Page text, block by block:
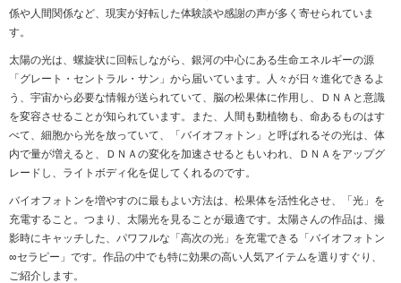
係や人間関係など、現実が好転した体験談や感謝の声が多く寄せられていま
す。
太陽の光は、螺旋状に回転しながら、銀河の中心にある生命エネルギーの源
「グレート・セントラル・サン」から届いています。人々が日々進化できるよ
う、宇宙から必要な情報が送られていて、脳の松果体に作用し、ＤＮＡと意識
を変容させることが知られています。また、人間も動植物も、命あるものはす
べて、細胞から光を放っていて、「バイオフォトン」と呼ばれるその光は、体
内で量が増えると、ＤＮＡの変化を加速させるともいわれ、ＤＮＡをアップグ
レードし、ライトボディ化を促してくれるのです。
バイオフォトンを増やすのに最もよい方法は、松果体を活性化させ、「光」を
充電すること。つまり、太陽光を見ることが最適です。太陽さんの作品は、撮
影時にキャッチした、パワフルな「高次の光」を充電できる「バイオフォトン
∞セラピー」です。作品の中でも特に効果の高い人気アイテムを選りすぐり、
ご紹介します。